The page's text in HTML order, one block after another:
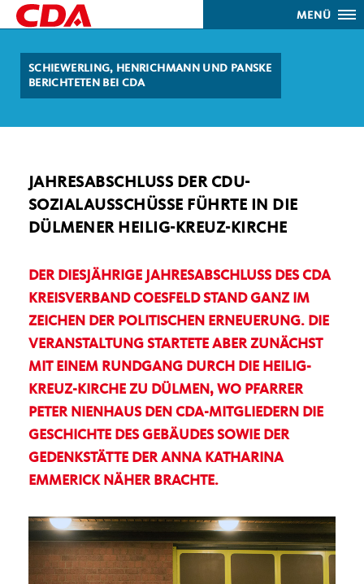
MENÜ
SCHIEWERLING, HENRICHMANN UND PANSKE
BERICHTETEN BEI CDA
JAHRESABSCHLUSS DER CDU-
SOZIALAUSSCHÜSSE FÜHRTE IN DIE
DÜLMENER HEILIG-KREUZ-KIRCHE
DER DIESJÄHRIGE JAHRESABSCHLUSS DES CDA
KREISVERBAND COESFELD STAND GANZ IM
ZEICHEN DER POLITISCHEN ERNEUERUNG. DIE
VERANSTALTUNG STARTETE ABER ZUNÄCHST
MIT EINEM RUNDGANG DURCH DIE HEILIG-
KREUZ-KIRCHE ZU DÜLMEN, WO PFARRER
PETER NIENHAUS DEN CDA-MITGLIEDERN DIE
GESCHICHTE DES GEBÄUDES SOWIE DER
GEDENKSTÄTTE DER ANNA KATHARINA
EMMERICK NÄHER BRACHTE.